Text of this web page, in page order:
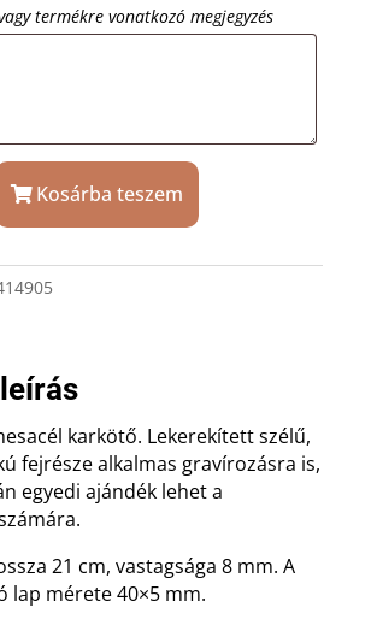
termékre vonatkozó megjegyzés
Kosárba teszem
karkötő. Lekerekített szélű,
fejrésze alkalmas gravírozásra is,
egyedi ajándék lehet a
21 cm, vastagsága 8 mm. A
lap mérete 40×5 mm.